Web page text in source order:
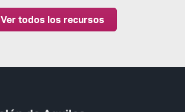
Ver todos los recursos